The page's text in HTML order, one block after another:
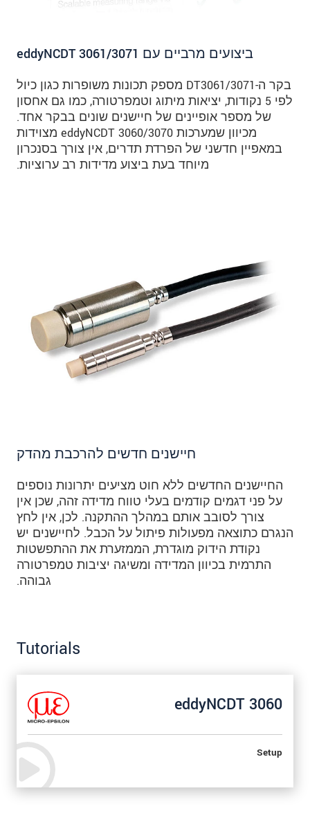
ביצועים מרביים עם eddyNCDT 3061/3071
בקר ה-DT3061/3071 מספק תכונות משופרות כגון כיול
לפי 5 נקודות, יציאות מיתוג וטמפרטורה, כמו גם אחסון
של מספר אופיינים של חיישנים שונים בבקר אחד.
מכיוון שמערכות eddyNCDT 3060/3070 מצוידות
במאפיין חדשני של הפרדת תדרים, אין צורך בסנכרון
מיוחד בעת ביצוע מדידות רב ערוציות.
חיישנים חדשים להרכבת מהדק
החיישנים החדשים ללא חוט מציעים יתרונות נוספים
על פני דגמים קודמים בעלי טווח מדידה זהה, שכן אין
צורך לסובב אותם במהלך ההתקנה. לכן, אין לחץ
הנגרם כתוצאה מפעולות פיתול על הכבל. לחיישנים יש
נקודת הידוק מוגדרת, הממזערת את ההתפשטות
התרמית בכיוון המדידה ומשיגה יציבות טמפרטורה
גבוהה.
Tutorials
eddyNCDT 3060
Setup